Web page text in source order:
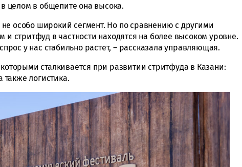
целом в общепите она высока.
не особо широкий сегмент. Но по сравнению с другими
стритфуд в частности находятся на более высоком уровне.
у нас стабильно растет, – рассказала управляющая.
сталкивается при развитии стритфуда в Казани:
также логистика.